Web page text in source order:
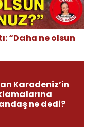
“Daha ne olsun
Karadeniz’in
ne dedi?